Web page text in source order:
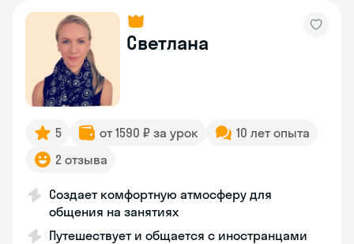
Светлана
5 от 1590 ₽ за урок
10 лет опыта
2 отзыва
Создает комфортную атмосферу для
общения на занятиях
Путешествует и общается с иностранцами